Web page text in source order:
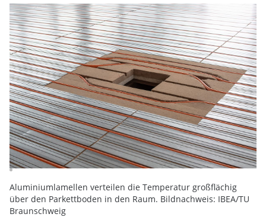
Aluminiumlamellen verteilen die Temperatur großflächig
über den Parkettboden in den Raum. Bildnachweis: IBEA/TU
Braunschweig